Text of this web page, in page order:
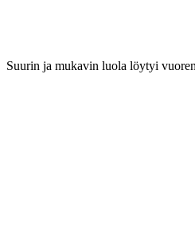
Suurin ja mukavin luola löytyi